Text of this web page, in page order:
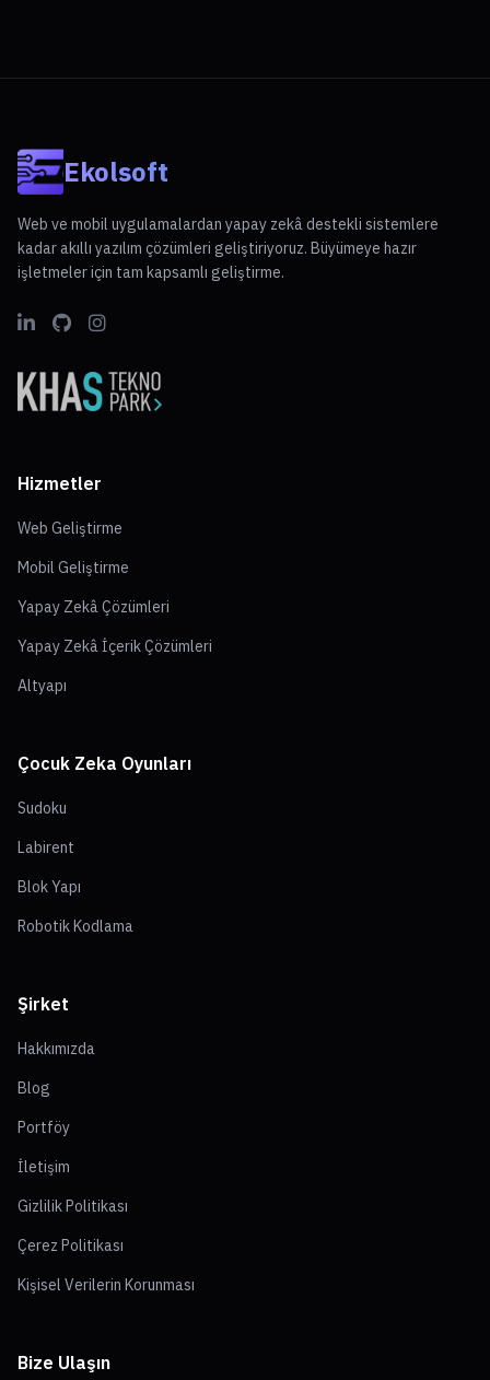
Ekolsoft
Web ve mobil uygulamalardan yapay zekâ destekli sistemlere
kadar akıllı yazılım çözümleri geliştiriyoruz. Büyümeye hazır
işletmeler için tam kapsamlı geliştirme.
Hizmetler
Web Geliştirme
Mobil Geliştirme
Yapay Zekâ Çözümleri
Yapay Zekâ İçerik Çözümleri
Altyapı
Çocuk Zeka Oyunları
Sudoku
Labirent
Blok Yapı
Robotik Kodlama
Şirket
Hakkımızda
Blog
Portföy
İletişim
Gizlilik Politikası
Çerez Politikası
Kişisel Verilerin Korunması
Bize Ulaşın